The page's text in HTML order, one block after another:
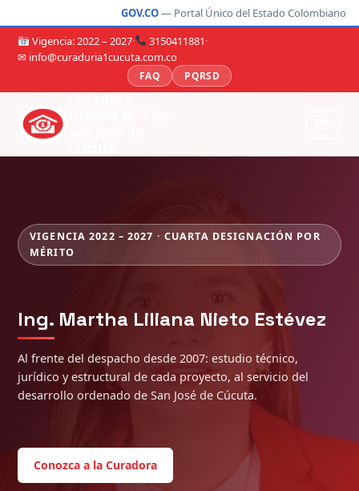
GOV.CO— Portal Único del Estado Colombiano
Vigencia: 2022 – 2027· 3150411881·
✉ info@curaduria1cucuta.com.co
FAQ PQRSD
VIGENCIA 2022 – 2027 · CUARTA DESIGNACIÓN POR
MÉRITO
Ing. Martha Liliana Nieto Estévez
Al frente del despacho desde 2007: estudio técnico,
jurídico y estructural de cada proyecto, al servicio del
desarrollo ordenado de San José de Cúcuta.
Conozca a la Curadora